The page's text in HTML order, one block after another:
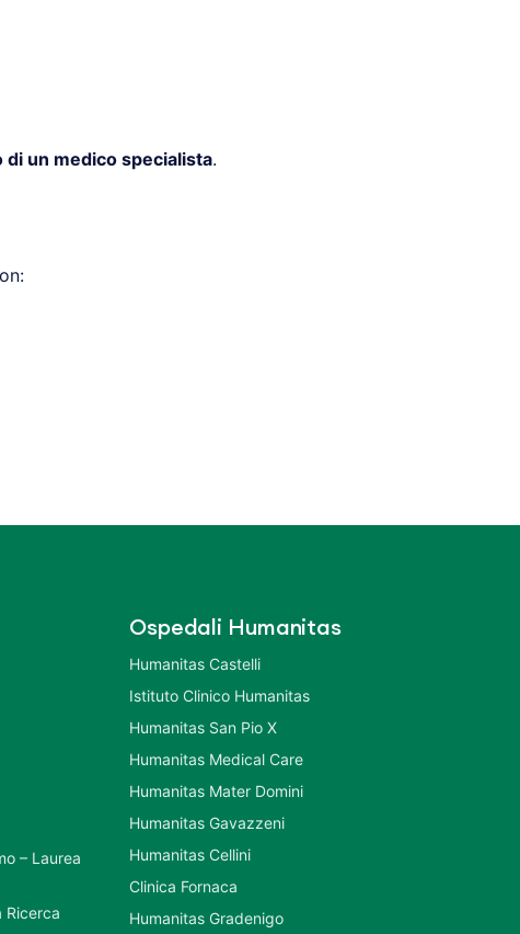
un medico specialista.
– Laurea
Ricerca
Ospedali Humanitas
Humanitas Castelli
Istituto Clinico Humanitas
Humanitas San Pio X
Humanitas Medical Care
Humanitas Mater Domini
Humanitas Gavazzeni
Humanitas Cellini
Clinica Fornaca
Humanitas Gradenigo